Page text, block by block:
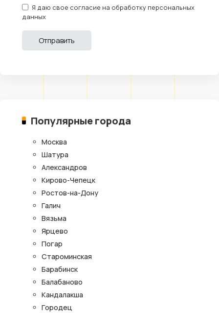
Я даю свое согласие на обработку персональных
данных
Популярные города
Москва
Шатура
Александров
Кирово-Чепецк
Ростов-на-Дону
Галич
Вязьма
Ярцево
Погар
Староминская
Барабинск
Балабаново
Кандалакша
Городец